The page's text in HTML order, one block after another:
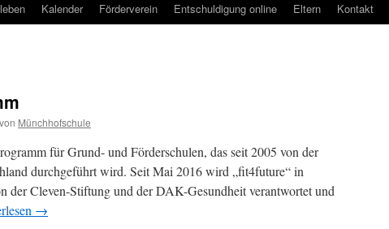
Kalender Förderverein Entschuldigung online Eltern Kontakt
von Münchhofschule
für Grund- und Förderschulen, das seit 2005 von der
durchgeführt wird. Seit Mai 2016 wird „fit4future“ in
der Cleven-Stiftung und der DAK-Gesundheit verantwortet und
→